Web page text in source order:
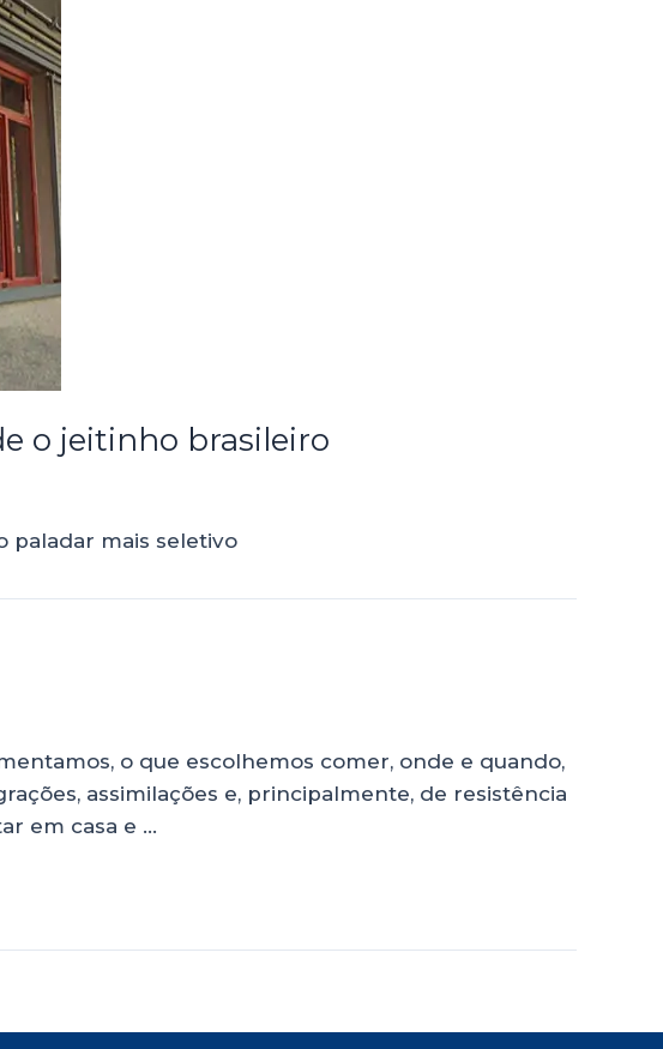
o jeitinho brasileiro
paladar mais seletivo
o que escolhemos comer, onde e quando,
assimilações e, principalmente, de resistência
em casa e …